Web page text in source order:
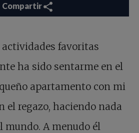
Compartir
favoritas
ha sido sentarme en el
apartamento con mi
el regazo, haciendo nada
mundo. A menudo él